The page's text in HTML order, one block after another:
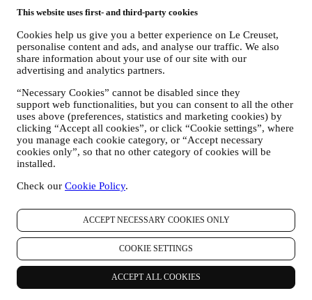
This website uses first- and third-party cookies
Cookies help us give you a better experience on Le Creuset,
personalise content and ads, and analyse our traffic. We also
share information about your use of our site with our
advertising and analytics partners.
“Necessary Cookies” cannot be disabled since they
support web functionalities, but you can consent to all the other
uses above (preferences, statistics and marketing cookies) by
clicking “Accept all cookies”, or click “Cookie settings”, where
you manage each cookie category, or “Accept necessary
cookies only”, so that no other category of cookies will be
installed.
Check our Cookie Policy.
ACCEPT NECESSARY COOKIES ONLY
COOKIE SETTINGS
ACCEPT ALL COOKIES
FOURNITURE DE NOS PRODUITS OU LA
PRESTATION DE NOS SERVICES ET VOUS
PROPOSER NOTRE ASSISTANCE.
Nous utiliserons vos données pour gérer notre relation
contractuelle avec vous, vos achats de produits sur le Site web
assistance après-vente ultérieure ou votre participation à nos
concours. Nous pourrons avoir à traiter certaines données
vous concernant pour gérer nos obligations administratives
liées à notre relation contractuelle avec vous, telles que la
comptabilité, la facturation et certaines vérifications, la
vérification des paiements par carte, le dépistage de la fraude,
la sécurité, la sécurisation et les tests de nos systèmes, la
maintenance et les analyses statistiques. Occasionnellement,
nous pourrons avoir à vous contacter pour des raisons
l’envoi d’une confirmation de commande. Nous utiliserons
aussi vos données personnelles pour répondre à vos demandes
transmises par notre Site web ou par d’autres canaux. Cette
prester nos services à votre intention. Nous pouvons traiter
vos données en fonction de notre intérêt légitime (dûment